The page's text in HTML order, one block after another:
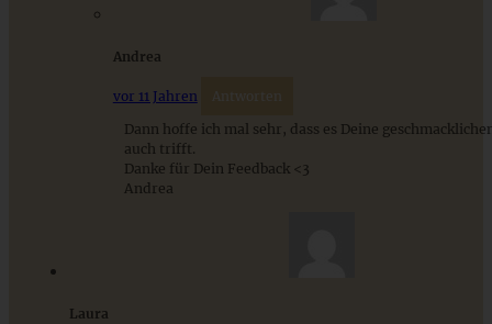
Andrea
vor 11 Jahren Antworten
Dann hoffe ich mal sehr, dass es Deine
auch trifft.
Danke für Dein Feedback <3
Andrea
Laura